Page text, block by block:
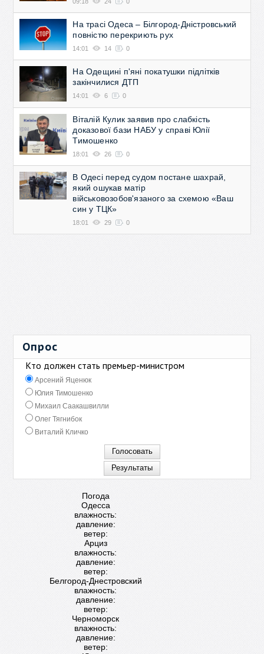
На трасі Одеса – Білгород-Дністровський
повністю перекриють рух
14:01 14 0
На Одещині п'яні покатушки підлітків
закінчилися ДТП
14:01 6 0
Віталій Кулик заявив про слабкість
доказової бази НАБУ у справі Юлії
Тимошенко
18:01 26 0
В Одесі перед судом постане шахрай,
який ошукав матір
військовозобов'язаного за схемою «Ваш
син у ТЦК»
18:01 29 0
Опрос
Кто должен стать премьер-министром
Арсений Яценюк
Юлия Тимошенко
Михаил Саакашвилли
Олег Тягнибок
Виталий Кличко
Погода
Одесса
влажность:
давление:
ветер:
Арциз
влажность:
давление:
ветер:
Белгород-Днестровский
влажность:
давление:
ветер:
Черноморск
влажность:
давление:
ветер: